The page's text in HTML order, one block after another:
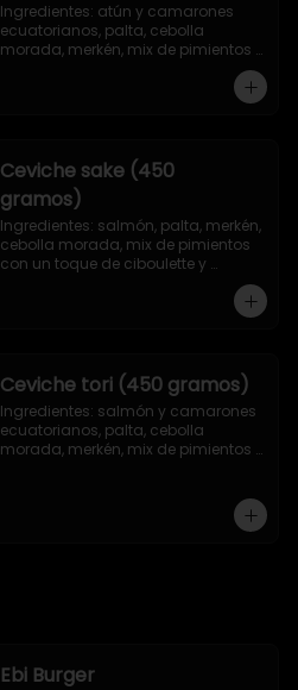
Ingredientes: atún y camarones
ecuatorianos, palta, cebolla
morada, merkén, mix de pimientos
Ceviche sake (450
gramos)
Ingredientes: salmón, palta, merkén,
cebolla morada, mix de pimientos
con un toque de ciboulette y
Ceviche tori (450 gramos)
Ingredientes: salmón y camarones
ecuatorianos, palta, cebolla
morada, merkén, mix de pimientos
Ebi Burger